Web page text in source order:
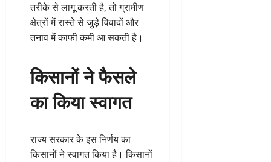
तरीके से लागू करती है, तो ग्रामीण
क्षेत्रों में रास्ते से जुड़े विवादों और
तनाव में काफी कमी आ सकती है।
किसानों ने फैसले
का किया स्वागत
राज्य सरकार के इस निर्णय का
किसानों ने स्वागत किया है। किसानों